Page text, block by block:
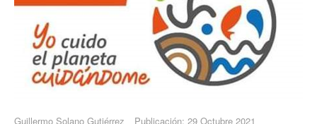
Guillermo Solano Gutiérrez
Publicación: 29 Octubre 2021